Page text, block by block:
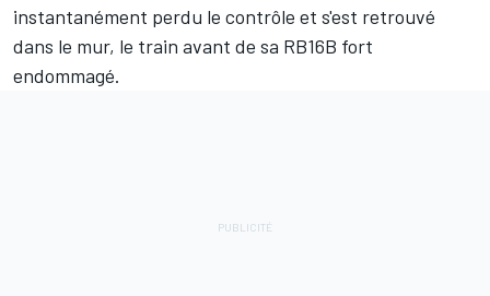
instantanément perdu le contrôle et s'est retrouvé
dans le mur, le train avant de sa RB16B fort
endommagé.